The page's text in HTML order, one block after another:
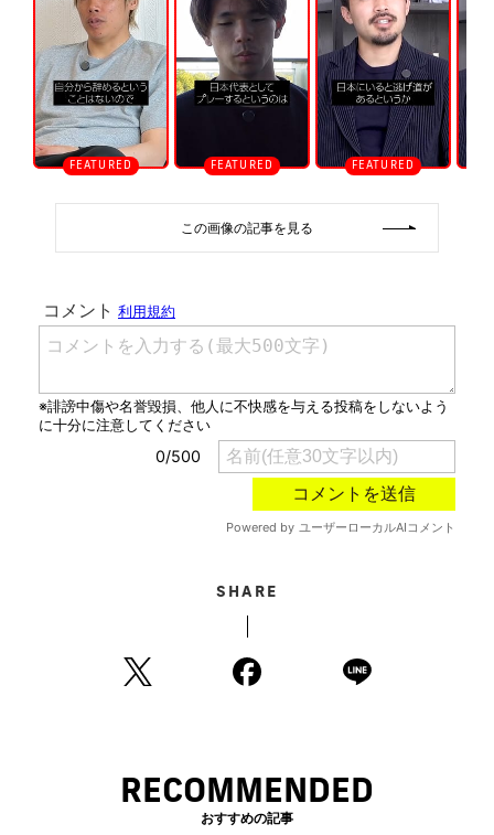
t
e
この画像の記事を見る
SHARE
RECOMMENDED
おすすめの記事